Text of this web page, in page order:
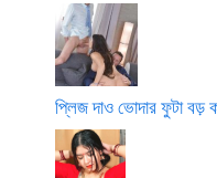
প্লিজ দাও ভোদার ফুটা বড়